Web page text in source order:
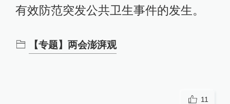
有效防范突发公共卫生事件的发生。
【专题】两会澎湃观
11